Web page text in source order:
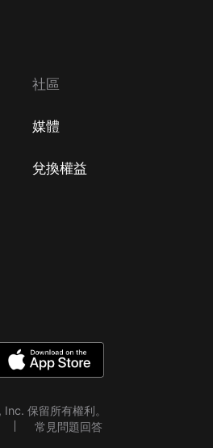
閱方法
社區
媒體
兌換權益
保留所有權利。
常見問題回答